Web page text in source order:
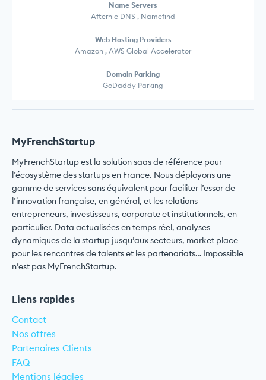
Name Servers
Afternic DNS , Namefind
Web Hosting Providers
Amazon , AWS Global Accelerator
Domain Parking
GoDaddy Parking
MyFrenchStartup
MyFrenchStartup est la solution saas de référence pour
l’écosystème des startups en France. Nous déployons une
gamme de services sans équivalent pour faciliter l’essor de
l’innovation française, en général, et les relations
entrepreneurs, investisseurs, corporate et institutionnels, en
particulier. Data actualisées en temps réel, analyses
dynamiques de la startup jusqu’aux secteurs, market place
pour les rencontres de talents et les partenariats… Impossible
n’est pas MyFrenchStartup.
Liens rapides
Contact
Nos offres
Partenaires Clients
FAQ
Mentions légales